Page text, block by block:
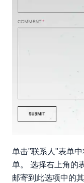
单击"联系人"表单
单。 选择右上角的
邮寄到此选项中的